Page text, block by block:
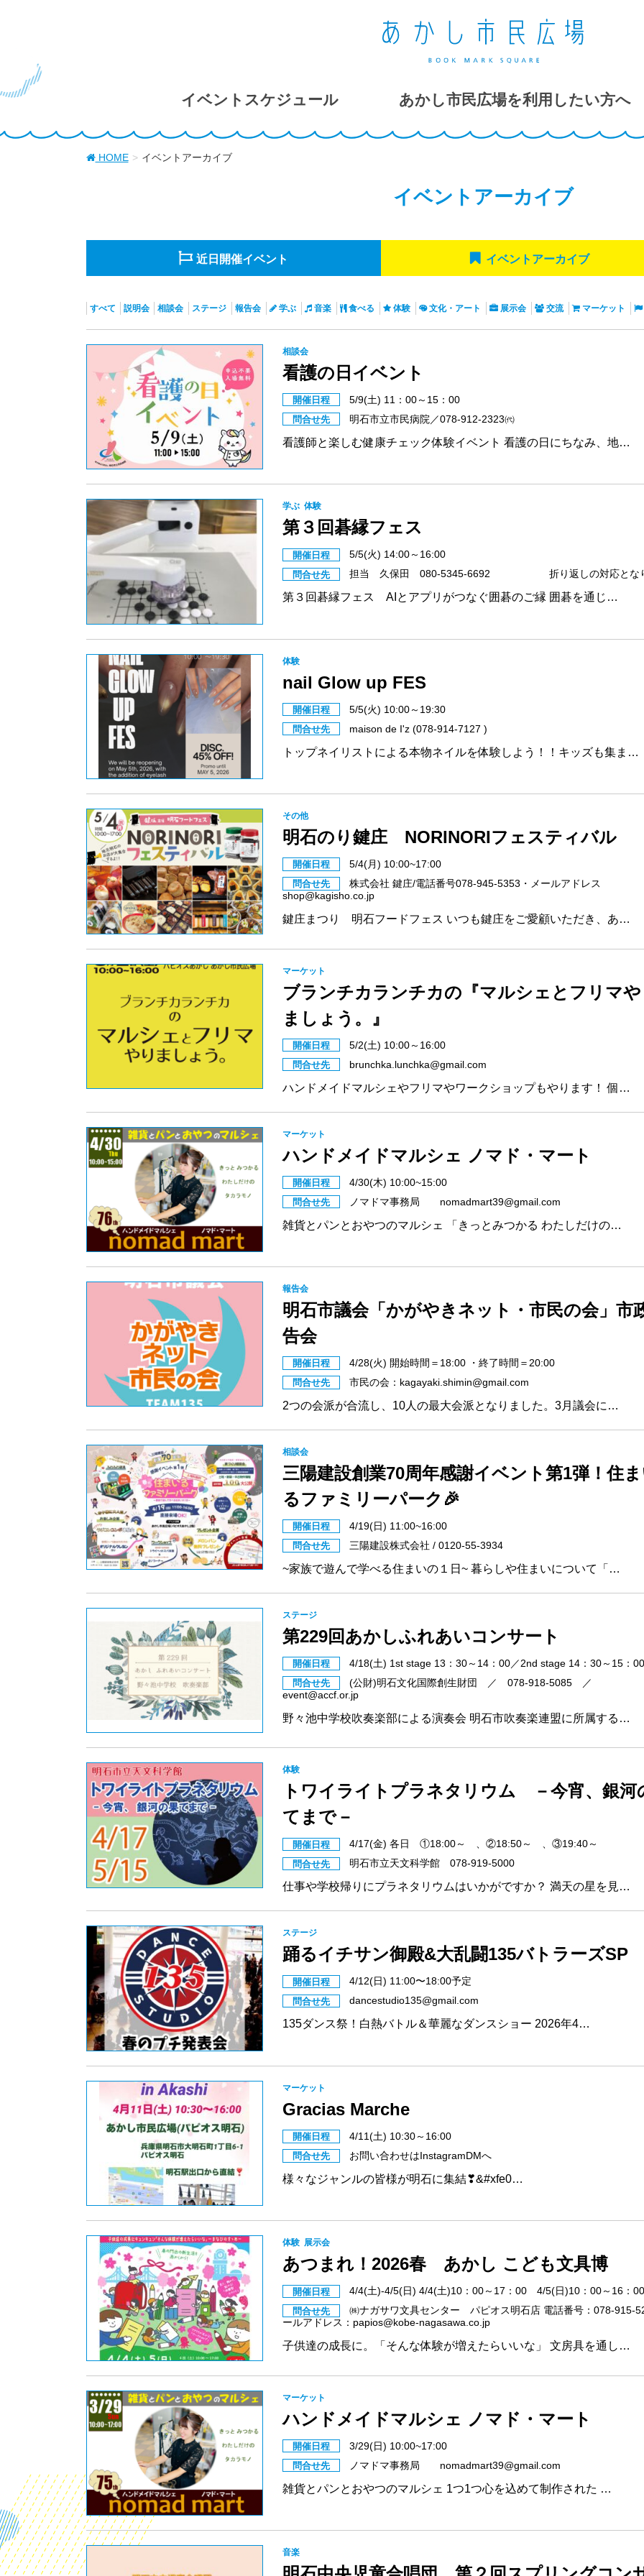
イベントスケジュール あかし市民広場を利用したい方へ
HOME イベントアーカイブ
イベントアーカイブ
近日開催イベント イベント アーカイブ
すべて 説明会 相談会 ステージ 報告会 学ぶ 音楽 食べる 体験 文化・アート 展示会 交流 マーケット
相談会
看護の日イベント
開催日程 5/9(土) 11：00～15：00
問合せ先 明石市立市民病院／078-912-2323㈹
看護師と楽しむ健康チェック体験イベント 看護の日にちなみ、地…
学ぶ 体験
第３回碁縁フェス
開催日程 5/5(火) 14:00～16:00
問合せ先 担当 久保田 080-5345-6692 折り返しの対応とな
第３回碁縁フェス AIとアプリがつなぐ囲碁のご縁 囲碁を通じ…
体験
nail Glow up FES
開催日程 5/5(火) 10:00～19:30
問合せ先 maison de I'z (078-914-7127 )
トップネイリストによる本物ネイルを体験しよう！！キッズも集ま…
その他
明石のり鍵庄 NORINORIフェスティバル
開催日程 5/4(月) 10:00~17:00
問合せ先
株式会社 鍵庄/電話番号078-945-5353・メールアドレス
shop@kagisho.co.jp
鍵庄まつり 明石フードフェス いつも鍵庄をご愛顧いただき、あ…
マーケット
ブランチカランチカの『マルシェとフリマ
ましょう。』
開催日程 5/2(土) 10:00～16:00
問合せ先 brunchka.lunchka@gmail.com
ハンドメイドマルシェやフリマやワークショップもやります！ 個…
マーケット
ハンドメイドマルシェ ノマド・マート
開催日程 4/30(木) 10:00~15:00
問合せ先 ノマドマ事務局 nomadmart39@gmail.com
雑貨とパンとおやつのマルシェ 「きっとみつかる わたしだけの…
報告会
明石市議会「かがやきネット・市民の会」市
告会
開催日程 4/28(火) 開始時間＝18:00 ・終了時間＝20:00
問合せ先 市民の会：kagayaki.shimin@gmail.com
2つの会派が合流し、10人の最大会派となりました。3月議会に…
相談会
三陽建設創業70周年感謝イベント第1弾！住
るファミリーパーク🎉
開催日程 4/19(日) 11:00~16:00
問合せ先 三陽建設株式会社 / 0120-55-3934
~家族で遊んで学べる住まいの１日~ 暮らしや住まいについて「…
ステージ
第229回あかしふれあいコンサート
開催日程 4/18(土) 1st stage 13：30～14：00／2nd stage 14：30～15：00
問合せ先
(公財)明石文化国際創生財団 ／ 078-918-5085 ／
event@accf.or.jp
野々池中学校吹奏楽部による演奏会 明石市吹奏楽連盟に所属する…
体験
トワイライトプラネタリウム －今宵、銀河
てまで－
開催日程 4/17(金) 各日 ①18:00～ 、②18:50～ 、③19:40～
問合せ先 明石市立天文科学館 078-919-5000
仕事や学校帰りにプラネタリウムはいかがですか？ 満天の星を見…
ステージ
踊るイチサン御殿&大乱闘135バトラーズSP
開催日程 4/12(日) 11:00〜18:00予定
問合せ先 dancestudio135@gmail.com
135ダンス祭！白熱バトル＆華麗なダンスショー 2026年4…
マーケット
Gracias Marche
開催日程 4/11(土) 10:30～16:00
問合せ先 お問い合わせはInstagramDMへ
様々なジャンルの皆様が明石に集結❣&#xfe0…
体験 展示会
あつまれ！2026春 あかし こども文具博
開催日程 4/4(土)-4/5(日) 4/4(土)10：00～17：00 4/5(日)10：00～16：00
問合せ先
㈱ナガサワ文具センター パピオス明石店 電話番号：078-915-
ールアドレス：papios@kobe-nagasawa.co.jp
子供達の成長に。「そんな体験が増えたらいいな」 文房具を通し…
マーケット
ハンドメイドマルシェ ノマド・マート
開催日程 3/29(日) 10:00~17:00
問合せ先 ノマドマ事務局 nomadmart39@gmail.com
雑貨とパンとおやつのマルシェ 1つ1つ心を込めて制作された …
音楽